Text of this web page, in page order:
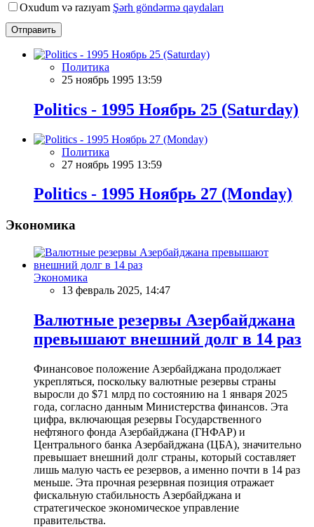
Oxudum və razıyam Şərh göndərmə qaydaları
Отправить
Политика
25 ноябрь 1995 13:59
Politics - 1995 Ноябрь 25 (Saturday)
Политика
27 ноябрь 1995 13:59
Politics - 1995 Ноябрь 27 (Monday)
Экономика
Экономика
13 февраль 2025, 14:47
Валютные резервы Азербайджана
превышают внешний долг в 14 раз
Финансовое положение Азербайджана продолжает
укрепляться, поскольку валютные резервы страны
выросли до $71 млрд по состоянию на 1 января 2025
года, согласно данным Министерства финансов. Эта
цифра, включающая резервы Государственного
нефтяного фонда Азербайджана (ГНФАР) и
Центрального банка Азербайджана (ЦБА), значительно
превышает внешний долг страны, который составляет
лишь малую часть ее резервов, а именно почти в 14 раз
меньше. Эта прочная резервная позиция отражает
фискальную стабильность Азербайджана и
стратегическое экономическое управление
правительства.